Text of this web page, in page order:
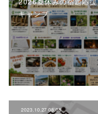
キャンプ
2023.10.27 08:08